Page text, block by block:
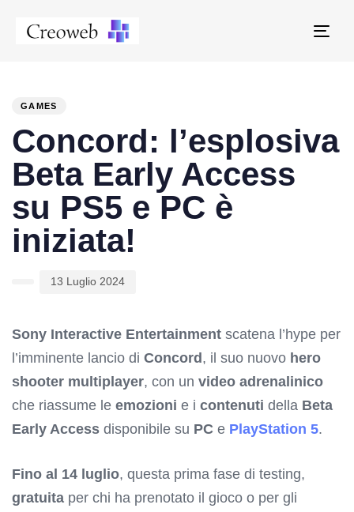
GAMES
Concord: l’esplosiva
Beta Early Access
su PS5 e PC è
iniziata!
13 Luglio 2024
Sony Interactive Entertainment scatena l’hype per
l’imminente lancio di Concord, il suo nuovo hero
shooter multiplayer, con un video adrenalinico
che riassume le emozioni e i contenuti della Beta
Early Access disponibile su PC e PlayStation 5.
Fino al 14 luglio, questa prima fase di testing,
gratuita per chi ha prenotato il gioco o per gli